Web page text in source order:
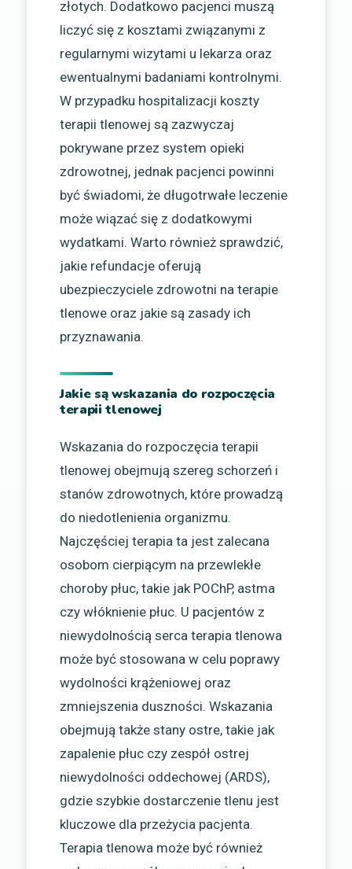
złotych. Dodatkowo pacjenci muszą
liczyć się z kosztami związanymi z
regularnymi wizytami u lekarza oraz
ewentualnymi badaniami kontrolnymi.
W przypadku hospitalizacji koszty
terapii tlenowej są zazwyczaj
pokrywane przez system opieki
zdrowotnej, jednak pacjenci powinni
być świadomi, że długotrwałe leczenie
może wiązać się z dodatkowymi
wydatkami. Warto również sprawdzić,
jakie refundacje oferują
ubezpieczyciele zdrowotni na terapie
tlenowe oraz jakie są zasady ich
przyznawania.
Jakie są wskazania do rozpoczęcia
terapii tlenowej
Wskazania do rozpoczęcia terapii
tlenowej obejmują szereg schorzeń i
stanów zdrowotnych, które prowadzą
do niedotlenienia organizmu.
Najczęściej terapia ta jest zalecana
osobom cierpiącym na przewlekłe
choroby płuc, takie jak POChP, astma
czy włóknienie płuc. U pacjentów z
niewydolnością serca terapia tlenowa
może być stosowana w celu poprawy
wydolności krążeniowej oraz
zmniejszenia duszności. Wskazania
obejmują także stany ostre, takie jak
zapalenie płuc czy zespół ostrej
niewydolności oddechowej (ARDS),
gdzie szybkie dostarczenie tlenu jest
kluczowe dla przeżycia pacjenta.
Terapia tlenowa może być również